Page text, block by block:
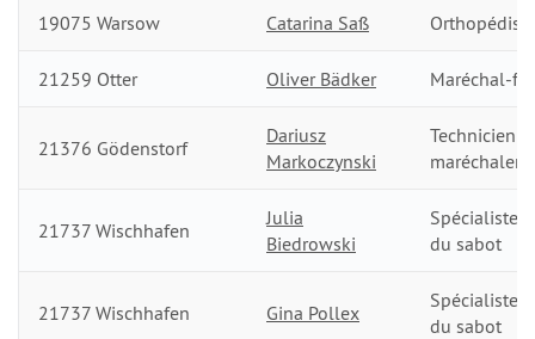
19075 Warsow Catarina Saß
21259 Otter Oliver Bädker Maréchal-
21376 Gödenstorf
Dariusz
Markoczynski
Technicien
maréchalerie
21737 Wischhafen
Julia
Biedrowski
Spécialiste
du sabot
21737 Wischhafen Gina Pollex
Spécialiste
du sabot